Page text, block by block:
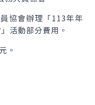
協會辦理「113年年
活動部分費用。
。